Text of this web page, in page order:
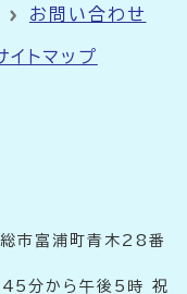
お問い合わせ
イトマップ
市富浦町青木28番
45分から午後5時 祝